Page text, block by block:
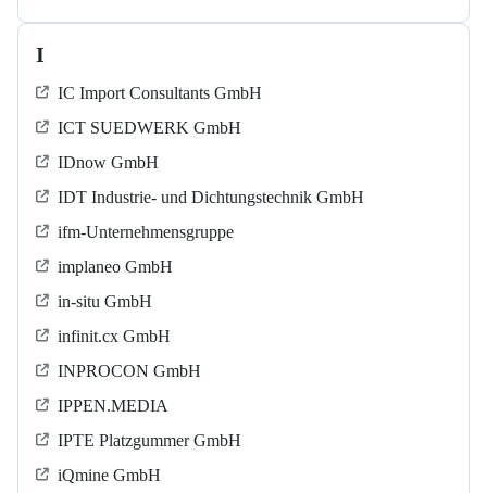
I
IC Import Consultants GmbH
ICT SUEDWERK GmbH
IDnow GmbH
IDT Industrie- und Dichtungstechnik GmbH
ifm-Unternehmensgruppe
implaneo GmbH
in-situ GmbH
infinit.cx GmbH
INPROCON GmbH
IPPEN.MEDIA
IPTE Platzgummer GmbH
iQmine GmbH